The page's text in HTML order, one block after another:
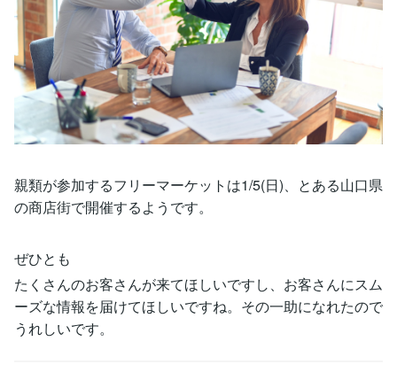
親類が参加するフリーマーケットは1/5(日)、とある山口県
の商店街で開催するようです。
ぜひとも
たくさんのお客さんが来てほしいですし、お客さんにスム
ーズな情報を届けてほしいですね。その一助になれたので
うれしいです。